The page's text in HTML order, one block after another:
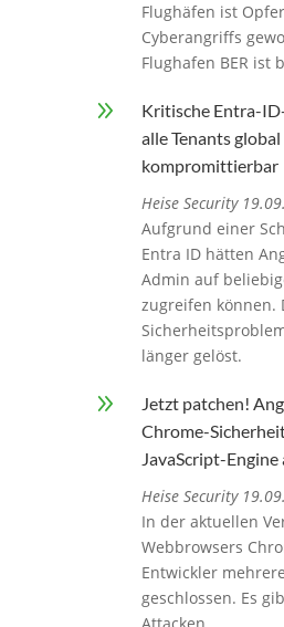
Flughäfen ist
Cyberangriffs
Flughafen BER ist
9
Kritische Entra-
alle Tenants global
kompromittierbar
Heise Security
Aufgrund einer
Entra ID hätten
Admin auf
zugreifen können.
länger gelöst.
9
Jetzt patchen!
Chrome-
JavaScript-Engine
Heise Security
In der aktuellen
Webbrowsers
Entwickler
geschlossen. Es